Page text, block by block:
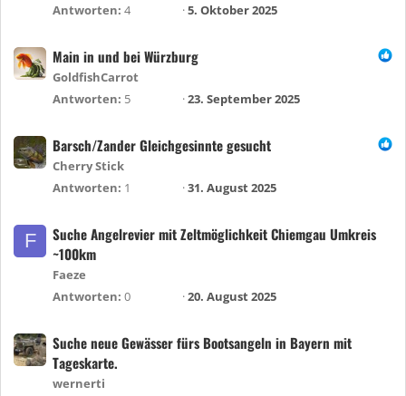
Antworten 4 5. Oktober 2025
Main in und bei Würzburg
GoldfishCarrot
Antworten 5 23. September 2025
Barsch/Zander Gleichgesinnte gesucht
Cherry Stick
Antworten 1 31. August 2025
F
Suche Angelrevier mit Zeltmöglichkeit Chiemgau Umkreis
~100km
Faeze
Antworten 0 20. August 2025
Suche neue Gewässer fürs Bootsangeln in Bayern mit
Tageskarte.
wernerti